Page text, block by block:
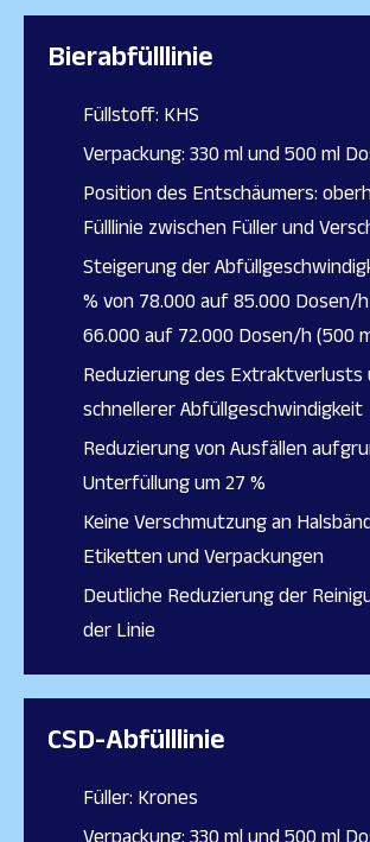
Bierabfülllinie
Füllstoff: KHS
Verpackung: 330 ml und 500 ml
Position des Entschäumers:
Fülllinie zwischen Füller und
Steigerung der
% von 78.000 auf 85.000 Dosen/
66.000 auf 72.000 Dosen/h (500
Reduzierung des Extraktverlusts
schnellerer Abfüllgeschwindigkeit
Reduzierung von Ausfällen
Unterfüllung um 27 %
Keine Verschmutzung an
Etiketten und Verpackungen
Deutliche Reduzierung der
der Linie
CSD-Abfülllinie
Füller: Krones
Verpackung: 330 ml und 500 ml